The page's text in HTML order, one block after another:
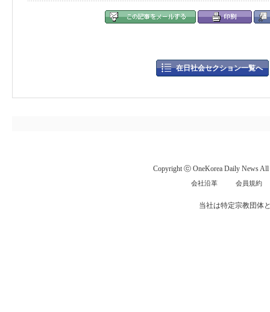
在日社会セクション一覧へ
Copyright ⓒ OneKorea Daily News All
会社沿革 会員規約
当社は特定宗教団体